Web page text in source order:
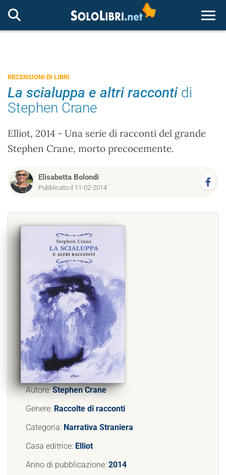
RECENSIONI DI LIBRI
La scialuppa e altri racconti di
Stephen Crane
Elliot, 2014 - Una serie di racconti del grande
Stephen Crane, morto precocemente.
Elisabetta Bolondi
Pubblicato il 11-02-2014
Autore:Stephen Crane
Genere: Raccolte di racconti
Categoria: Narrativa Straniera
Casa editrice: Elliot
Anno di pubblicazione: 2014